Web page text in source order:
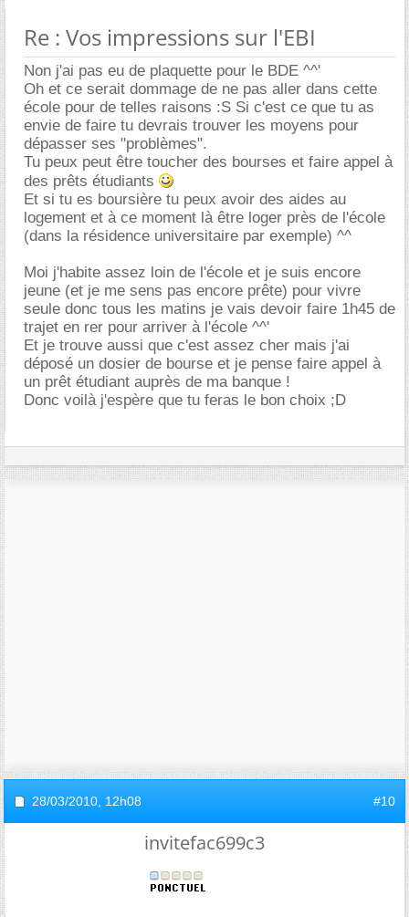
Re : Vos impressions sur l'EBI
Non j'ai pas eu de plaquette pour le BDE ^^'
Oh et ce serait dommage de ne pas aller dans cette
école pour de telles raisons :S Si c'est ce que tu as
envie de faire tu devrais trouver les moyens pour
dépasser ses "problèmes".
Tu peux peut être toucher des bourses et faire appel à
des prêts étudiants
Et si tu es boursière tu peux avoir des aides au
logement et à ce moment là être loger près de l'école
(dans la résidence universitaire par exemple) ^^
Moi j'habite assez loin de l'école et je suis encore
jeune (et je me sens pas encore prête) pour vivre
seule donc tous les matins je vais devoir faire 1h45 de
trajet en rer pour arriver à l'école ^^'
Et je trouve aussi que c'est assez cher mais j'ai
déposé un dosier de bourse et je pense faire appel à
un prêt étudiant auprès de ma banque !
Donc voilà j'espère que tu feras le bon choix ;D
28/03/2010, 12h08 #10
invitefac699c3